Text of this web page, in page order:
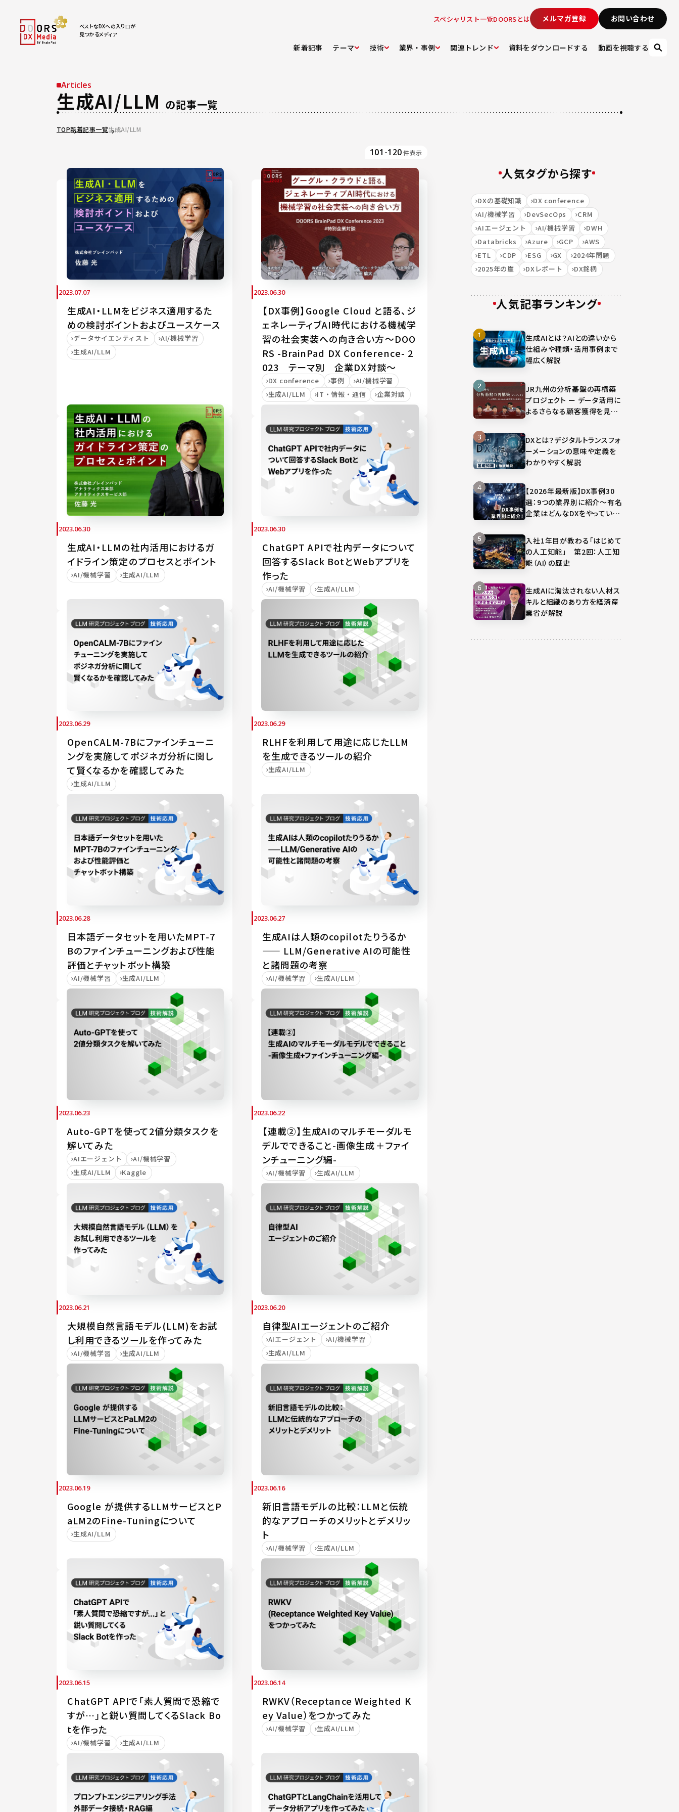
ベストなDXへの入り口が
見つかるメディア
スペシャリスト一覧DOORSとは メルマガ登録 お問い合わせ
新着記事 テーマ 技術 業界・事例 関連トレンド 資料をダウンロードする 動画を視聴する
Articles
生成AI/LLM の記事一覧
TOP新着記事一覧生成AI/LLM
101-120件表示
2023.07.07
生成AI・LLMをビジネス適用するた
めの検討ポイントおよびユースケース
データサイエンティスト
AI/機械学習
生成AI/LLM
2023.06.30
【DX事例】Google Cloud と語る、ジ
ェネレーティブAI時代における機械学
習の社会実装への向き合い方～DOO
RS -BrainPad DX Conference- 2
023 テーマ別 企業DX対談～
DX conference 事例
AI/機械学習
生成AI/LLM
IT・情報・通信 企業対談
2023.06.30
生成AI・LLMの社内活用におけるガ
イドライン策定のプロセスとポイント
AI/機械学習 生成AI/LLM
2023.06.30
ChatGPT APIで社内データについて
回答するSlack BotとWebアプリを
作った
AI/機械学習 生成AI/LLM
2023.06.29
OpenCALM-7Bにファインチューニ
ングを実施してポジネガ分析に関し
て賢くなるかを確認してみた
生成AI/LLM
2023.06.29
RLHFを利用して用途に応じたLLM
を生成できるツールの紹介
生成AI/LLM
2023.06.28
日本語データセットを用いたMPT-7
Bのファインチューニングおよび性能
評価とチャットボット構築
AI/機械学習 生成AI/LLM
2023.06.27
生成AIは人類のcopilotたりうるか
—— LLM/Generative AIの可能性
と諸問題の考察
AI/機械学習 生成AI/LLM
2023.06.23
Auto-GPTを使って2値分類タスクを
解いてみた
AIエージェント
AI/機械学習
生成AI/LLM
Kaggle
2023.06.22
【連載②】生成AIのマルチモーダルモ
デルでできること-画像生成＋ファイ
ンチューニング編-
AI/機械学習 生成AI/LLM
2023.06.21
大規模自然言語モデル(LLM)をお試
し利用できるツールを作ってみた
AI/機械学習 生成AI/LLM
2023.06.20
自律型AIエージェントのご紹介
AIエージェント
AI/機械学習
生成AI/LLM
2023.06.19
Google が提供するLLMサービスとP
aLM2のFine-Tuningについて
生成AI/LLM
2023.06.16
新旧言語モデルの比較：LLMと伝統
的なアプローチのメリットとデメリッ
ト
AI/機械学習 生成AI/LLM
2023.06.15
ChatGPT APIで「素人質問で恐縮で
すが…」と鋭い質問してくるSlack Bo
tを作った
AI/機械学習 生成AI/LLM
2023.06.14
RWKV（Receptance Weighted K
ey Value）をつかってみた
AI/機械学習 生成AI/LLM
人気タグから探す
DXの基礎知識
DX conference
AI/機械学習
DevSecOps
CRM
AIエージェント
AI/機械学習
DWH
Databricks
Azure GCP
AWS
ETL
CDP ESG GX
2024年問題
2025年の崖
DXレポート DX銘柄
人気記事ランキング
生成AIとは？AIとの違いから
仕組みや種類・活用事例まで
幅広く解説
JR九州の分析基盤の再構築
プロジェクト ー データ活用に
よるさらなる顧客獲得を見据
DXとは？デジタルトランスフォ
ーメーションの意味や定義を
わかりやすく解説
【2026年最新版】DX事例30
選：9つの業界別に紹介～有名
企業はどんなDXをやってい
入社1年目が教わる「はじめて
の人工知能」 第2回：人工知
能（AI）の歴史
生成AIに淘汰されない人材ス
キルと組織のあり方を経済産
業省が解説